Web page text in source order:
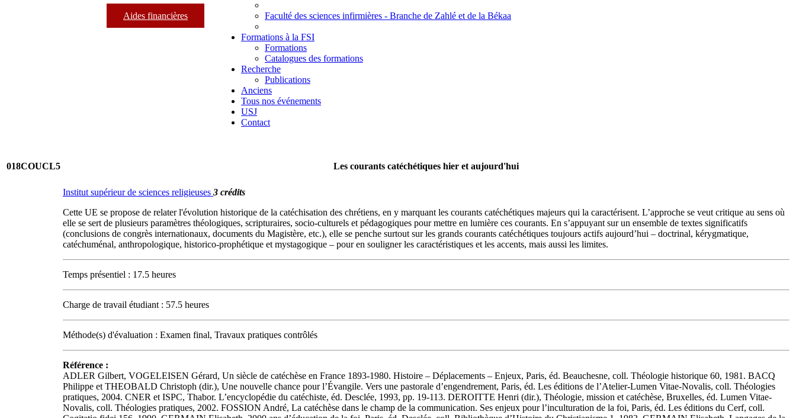
Aides financières Faculté des sciences infirmières - Branche de Zahlé et de la Békaa
Formations à la FSI
Formations
Catalogues des formations
Recherche
Publications
Anciens
Tous nos événements
USJ
Contact
018COUCL5 Les courants catéchétiques hier et aujourd'hui
Institut supérieur de sciences religieuses 3 crédits
Cette UE se propose de relater l'évolution historique de la catéchisation des chrétiens, en y marquant les courants catéchétiques majeurs qui la caractérisent. L’approche se veut critique au sens où
elle se sert de plusieurs paramètres théologiques, scripturaires, socio-culturels et pédagogiques pour mettre en lumière ces courants. En s’appuyant sur un ensemble de textes significatifs
(conclusions de congrès internationaux, documents du Magistère, etc.), elle se penche surtout sur les grands courants catéchétiques toujours actifs aujourd’hui – doctrinal, kérygmatique,
catéchuménal, anthropologique, historico-prophétique et mystagogique – pour en souligner les caractéristiques et les accents, mais aussi les limites.
Temps présentiel : 17.5 heures
Charge de travail étudiant : 57.5 heures
Méthode(s) d'évaluation : Examen final, Travaux pratiques contrôlés
Référence :
ADLER Gilbert, VOGELEISEN Gérard, Un siècle de catéchèse en France 1893-1980. Histoire – Déplacements – Enjeux, Paris, éd. Beauchesne, coll. Théologie historique 60, 1981. BACQ
Philippe et THEOBALD Christoph (dir.), Une nouvelle chance pour l’Évangile. Vers une pastorale d’engendrement, Paris, éd. Les éditions de l’Atelier-Lumen Vitae-Novalis, coll. Théologies
pratiques, 2004. CNER et ISPC, Thabor. L’encyclopédie du catéchiste, éd. Desclée, 1993, pp. 19-113. DEROITTE Henri (dir.), Théologie, mission et catéchèse, Bruxelles, éd. Lumen Vitae-
Novalis, coll. Théologies pratiques, 2002. FOSSION André, La catéchèse dans le champ de la communication. Ses enjeux pour l’inculturation de la foi, Paris, éd. Les éditions du Cerf, coll.